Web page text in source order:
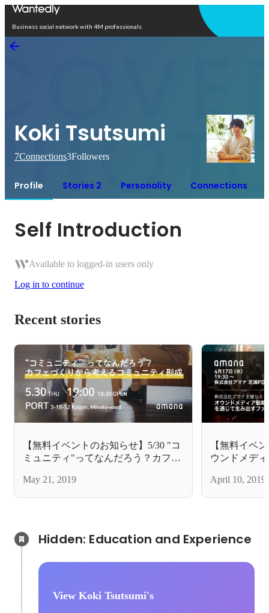
Business social network with 4M professionals
Koki Tsutsumi
7Connections3Followers
Profile Stories 2 Personality Connections
Self Introduction
Available to logged-in users only
Log in to continue
Recent stories
【無料イベントのお知らせ】5/30 "コ
ミュニティ"ってなんだろう？カフェ
May 21, 2019
【無料イベ
ウンドメデ
生み出すフ
前線とは？
April 10, 2019
View Koki Tsutsumi's